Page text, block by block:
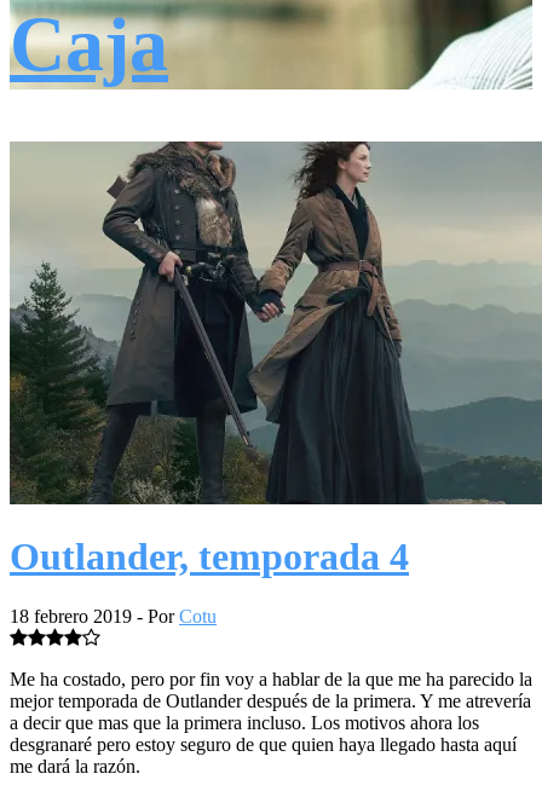
Caja
Outlander, temporada 4
18 febrero 2019 - PorCotu
Me ha costado, pero por fin voy a hablar de la que me ha parecido la
mejor temporada de Outlander después de la primera. Y me atrevería
a decir que mas que la primera incluso. Los motivos ahora los
desgranaré pero estoy seguro de que quien haya llegado hasta aquí
me dará la razón.